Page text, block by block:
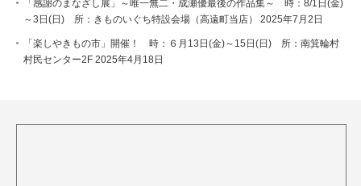
「感謝のまなざし展」～唯一無二・成瀬優最後の作品集～ 時：8/1日(金)
～3日(日) 所：きものいぐち特設会場（高遠町当店）
2025年7月2日
「楽しやきもの市」開催！ 時：６月13日(金)～15日(日) 所：南箕輪村
村民センター2F 2025年4月18日